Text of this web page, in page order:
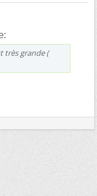
très grande (